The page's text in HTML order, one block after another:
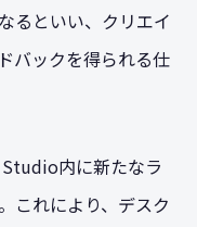
るといい、クリエイ
バックを得られる仕
内に新たなラ
これにより、デスク